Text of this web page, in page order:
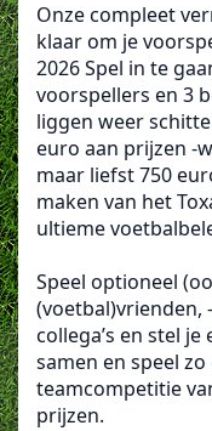
Onze compleet
klaar om je
2026 Spel in te
voorspellers en 3
liggen weer
euro aan prijzen -
maar liefst 750
maken van het
ultieme
Speel optioneel
(voetbal)vrienden,
collega’s en stel
samen en speel
teamcompetitie
prijzen.